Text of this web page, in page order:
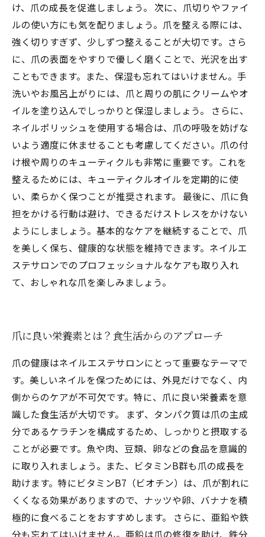
け、爪の成長を促進しましょう。 次に、爪切りやファイ
ルの使い方にも気を配りましょう。爪を整える際には、
強く切りすぎず、少しずつ整えることが大切です。さら
に、爪の表面をやすりで優しく磨くことで、光沢を出す
こともできます。また、保湿も忘れてはいけません。手
洗いやお風呂上がりには、爪と周りの肌にクリームやオ
イルを塗り込んでしっかりと保湿しましょう。 さらに、
ネイルポリッシュを使用する場合は、爪の呼吸を妨げな
いよう適度に休ませることも考慮してください。爪の付
け根や周りのキューティクルも非常に重要です。これを
整えるためには、キューティクルオイルを定期的に使
い、柔らかく保つことが推奨されます。 最後に、爪に負
担をかける行動は避け、できるだけストレスをかけない
ようにしましょう。基本的なケアを継続することで、爪
を美しく保ち、健康的な状態を維持できます。ネイルエ
ステサロンでのプロフェッショナルなケアも取り入れ
て、おしゃれな爪を楽しみましょう。
爪に良い栄養素とは？食生活からのアプローチ
爪の健康はネイルエステサロンにとって重要なテーマで
す。美しいネイルを保つためには、外見だけでなく、内
側からのケアが不可欠です。特に、爪に良い栄養素を意
識した食生活が大切です。 まず、タンパク質は爪の主成
分であるケラチンを構成するため、しっかりと摂取する
ことが必要です。魚や肉、豆類、卵などの食品を意識的
に取り入れましょう。また、ビタミンB群も爪の成長を
助けます。特にビタミンB7（ビオチン）は、爪が割れに
くくなる効果がありますので、ナッツや卵、バナナを積
極的に食べることをおすすめします。 さらに、亜鉛や鉄
分も忘れてはいけません。亜鉛は爪の修復を助け、鉄分